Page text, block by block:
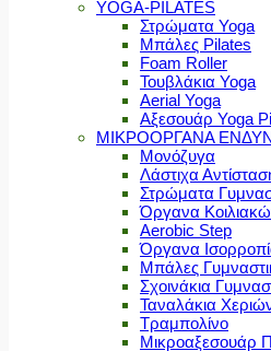
YOGA-PILATES
Στρώματα Yoga
Μπάλες Pilates
Foam Roller
Τουβλάκια Yoga
Aerial Yoga
Αξεσουάρ Yoga
ΜΙΚΡΟΟΡΓΑΝΑ
Μονόζυγα
Λάστιχα
Στρώματα
Όργανα
Aerobic Step
Όργανα
Μπάλες
Σχοινάκια
Ταναλάκια
Τραμπολίνο
Μικροαξεσουάρ